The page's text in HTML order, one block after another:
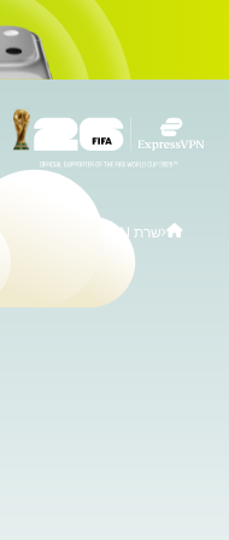
שרת VPN